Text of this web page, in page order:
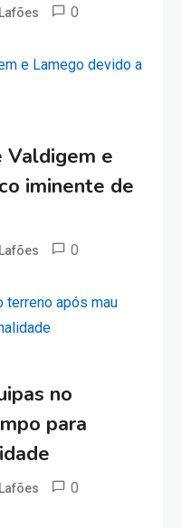
0
Valdigem e
iminente de
0
no
para
0